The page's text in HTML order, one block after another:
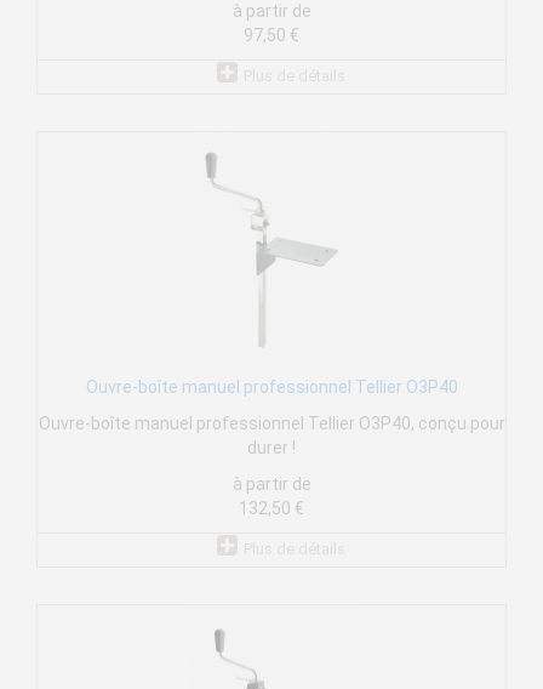
à partir de
97,50 €
Ouvre-boîte manuel professionnel Tellier O3P40
Ouvre-boîte manuel professionnel Tellier O3P40, conçu pour
durer !
à partir de
132,50 €